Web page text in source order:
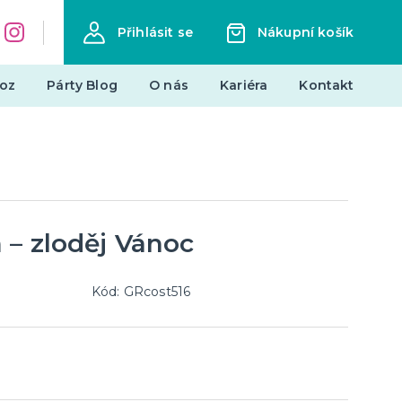
Přihlásit se Nákupní košík
Párty Blog O nás Kariéra Kontakt
Stolní hry
zloděj Vánoc
Kód: GRcost516